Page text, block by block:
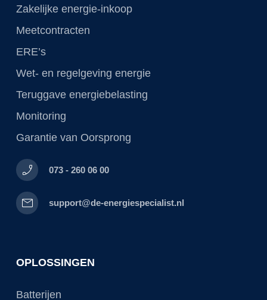
Zakelijke energie-inkoop
Meetcontracten
ERE’s
Wet- en regelgeving energie
Teruggave energiebelasting
Monitoring
Garantie van Oorsprong
phone_enabled 073 - 260 06 00
mail support@de-energiespecialist.nl
OPLOSSINGEN
Batterijen